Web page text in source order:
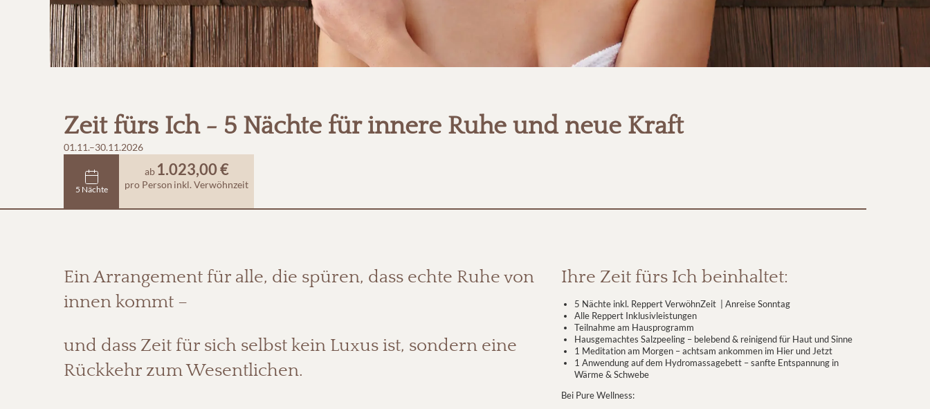
Zeit fürs Ich - 5 Nächte für innere Ruhe und neue Kraft
01.11.–30.11.2026
5 Nächte
ab 1.023,00 €
pro Person inkl. Verwöhnzeit
Ein Arrangement für alle, die spüren, dass echte Ruhe von
innen kommt –
und dass Zeit für sich selbst kein Luxus ist, sondern eine
Rückkehr zum Wesentlichen.
Ihre Zeit fürs Ich beinhaltet:
5 Nächte inkl. Reppert VerwöhnZeit | Anreise Sonntag
Alle Reppert Inklusivleistungen
Teilnahme am Hausprogramm
Hausgemachtes Salzpeeling – belebend & reinigend für Haut und Sinne
1 Meditation am Morgen – achtsam ankommen im Hier und Jetzt
1 Anwendung auf dem Hydromassagebett – sanfte Entspannung in
Wärme & Schwebe
Bei Pure Wellness: